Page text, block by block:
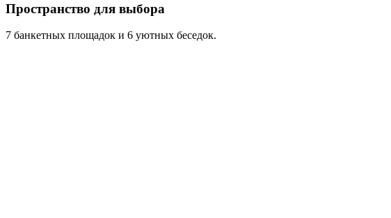
Пространство для выбора
7 банкетных площадок и 6 уютных беседок.